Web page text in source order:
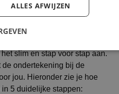
voor een
elke dag – maar wij wel.
slim en stap voor stap aan.
de ondertekening bij de
jou. Hieronder zie je hoe
5 duidelijke stappen:
ALLES AFWIJZEN